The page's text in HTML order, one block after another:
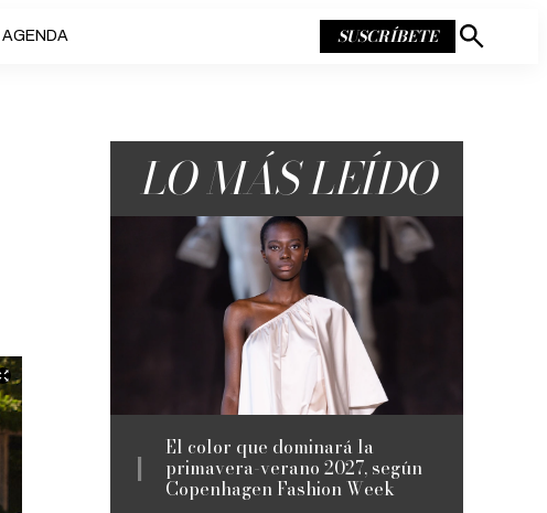
AGENDA SUSCRÍBETE
Mostrar
LO MÁS LEÍDO
El color que dominará la
primavera-verano 2027, según
Copenhagen Fashion Week